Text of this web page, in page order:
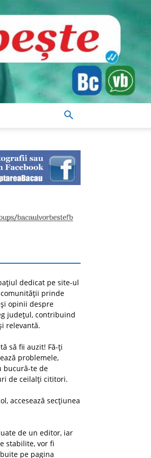
dedicat pe site-ul
comunității prinde
opinii despre
județul, contribuind
relevantă.
să fii auzit! Fă-ți
problemele,
bucură-te de
de ceilalți cititori.
accesează secțiunea
de un editor, iar
stabilite, vor fi
pe pagina